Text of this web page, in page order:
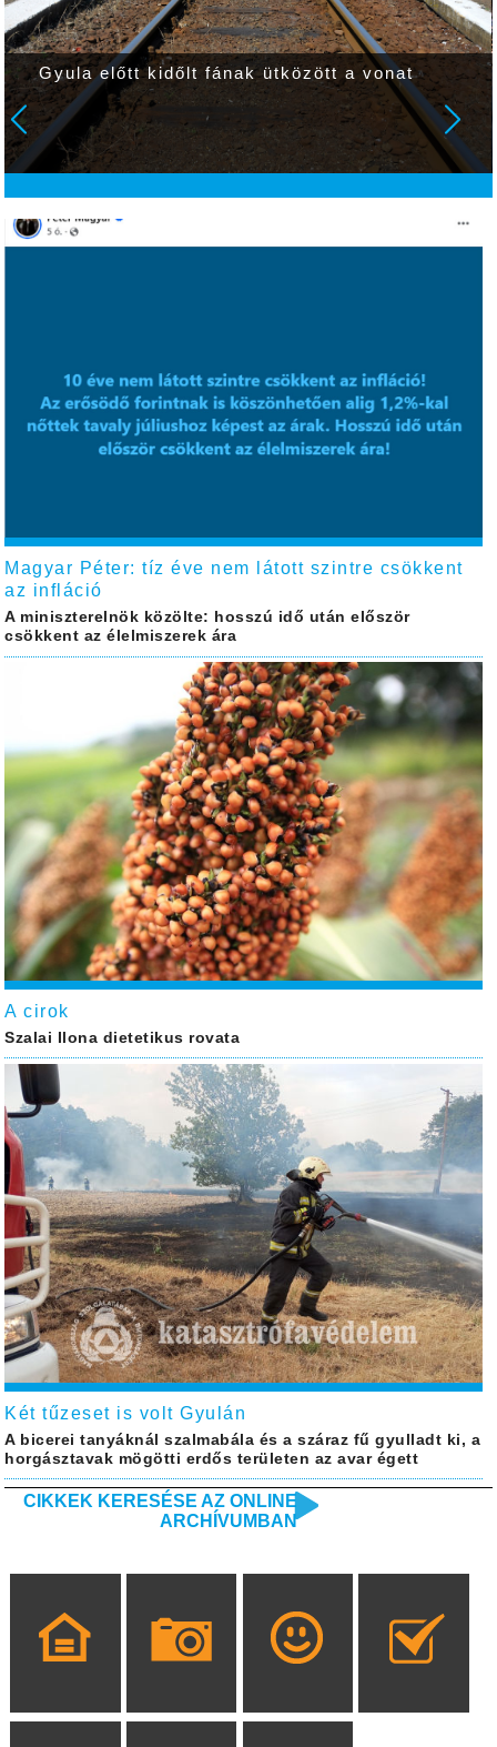
Gyula előtt kidőlt fának ütközött a vonat
Magyar Péter: tíz éve nem látott szintre csökkent
az infláció
A miniszterelnök közölte: hosszú idő után először
csökkent az élelmiszerek ára
A cirok
Szalai Ilona dietetikus rovata
Két tűzeset is volt Gyulán
A bicerei tanyáknál szalmabála és a száraz fű gyulladt ki, a
horgásztavak mögötti erdős területen az avar égett
CIKKEK KERESÉSE AZ ONLINE
ARCHÍVUMBAN